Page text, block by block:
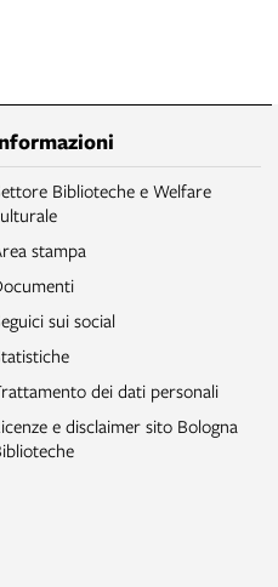
Biblioteche e Welfare
stampa
sui social
dei dati personali
e disclaimer sito Bologna